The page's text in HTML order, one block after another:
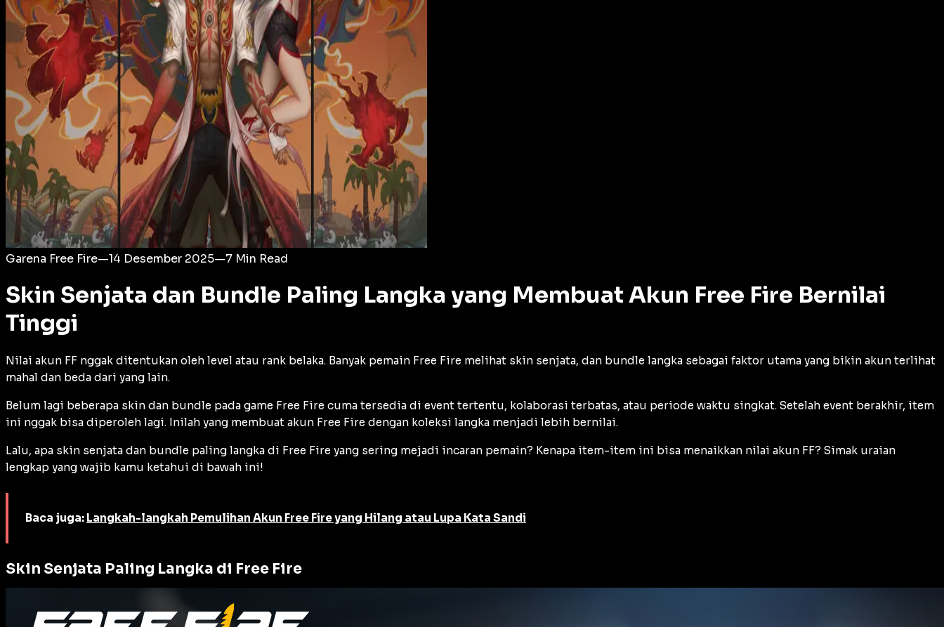
Login
Garena Free Fire—14 Desember 2025—7 Min Read
Skin Senjata dan Bundle Paling Langka yang Membuat Akun Free Fire Bernilai
Tinggi
Nilai akun FF nggak ditentukan oleh level atau rank belaka. Banyak pemain Free Fire melihat skin senjata, dan bundle langka sebagai faktor utama yang bikin akun terlihat
mahal dan beda dari yang lain.
Belum lagi beberapa skin dan bundle pada game Free Fire cuma tersedia di event tertentu, kolaborasi terbatas, atau periode waktu singkat. Setelah event berakhir, item
ini nggak bisa diperoleh lagi. Inilah yang membuat akun Free Fire dengan koleksi langka menjadi lebih bernilai.
Lalu, apa skin senjata dan bundle paling langka di Free Fire yang sering mejadi incaran pemain? Kenapa item-item ini bisa menaikkan nilai akun FF? Simak uraian
lengkap yang wajib kamu ketahui di bawah ini!
Baca juga: Langkah-langkah Pemulihan Akun Free Fire yang Hilang atau Lupa Kata Sandi
Skin Senjata Paling Langka di Free Fire